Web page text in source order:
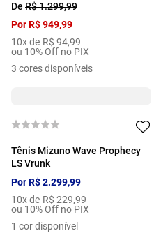
De R$1.299,99
PorR$949,99
10x de R$ 94,99
ou 10% Off no PIX
3 cores disponíveis
Tênis Mizuno Wave Prophecy
LS Vrunk
PorR$2.299,99
10x de R$ 229,99
ou 10% Off no PIX
1 cor disponível